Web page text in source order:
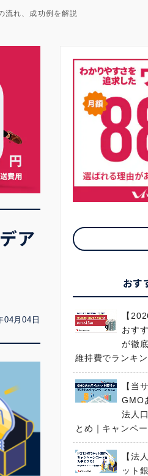
流れ、成功例を解説
ア
04月04日
おす
【
おす
が徹
維持費でランキ
【当
GMO
法人
とめ｜キャンペ
【法
ット